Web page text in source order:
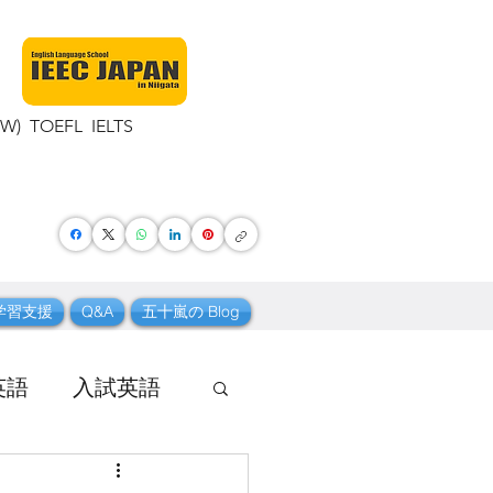
TOEFL IELTS
習支援 Q&A 五十嵐の Blog
語 入試英語
キャブラリー